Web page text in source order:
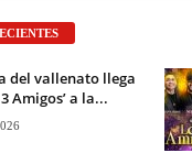
del vallenato llega
Amigos’ a la...